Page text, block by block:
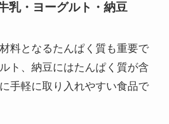
乳・ヨーグルト・納豆
料となるたんぱく質も重要で
ト、納豆にはたんぱく質が含
手軽に取り入れやすい食品で